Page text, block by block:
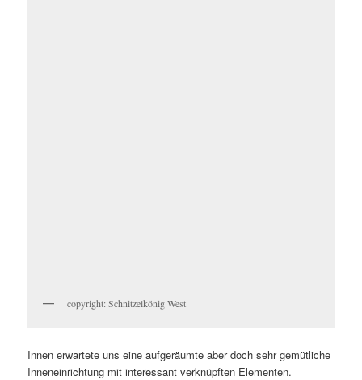
copyright: Schnitzelkönig West
Innen erwartete uns eine aufgeräumte aber doch sehr gemütliche
Inneneinrichtung mit interessant verknüpften Elementen.